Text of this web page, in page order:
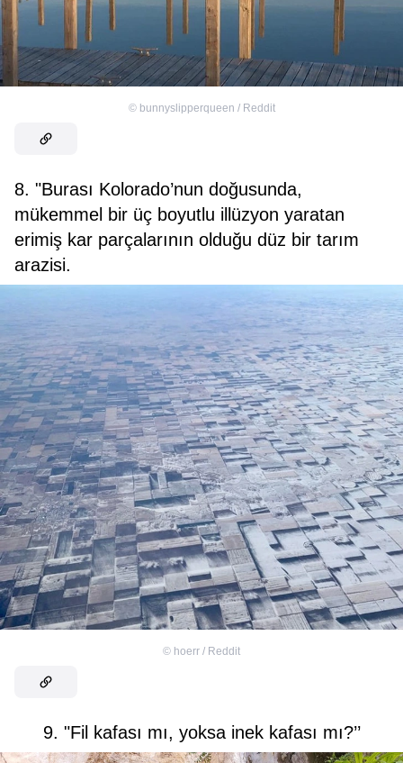
© bunnyslipperqueen / Reddit
8. "Burası Kolorado’nun doğusunda,
mükemmel bir üç boyutlu illüzyon yaratan
erimiş kar parçalarının olduğu düz bir tarım
arazisi.
© hoerr / Reddit
9. "Fil kafası mı, yoksa inek kafası mı?’’